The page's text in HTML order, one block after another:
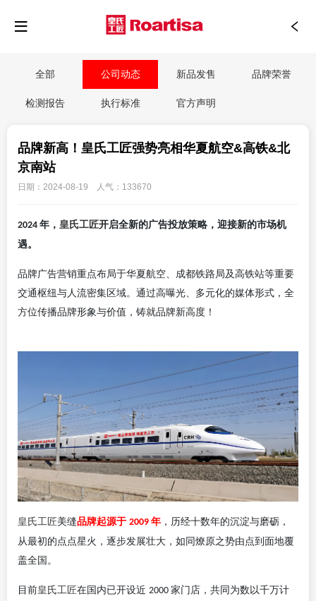
全部 公司动态 新品发售 品牌荣誉
检测报告 执行标准 官方声明
品牌新高！皇氏工匠强势亮相华夏航空&高铁&北
京南站
日期：2024-08-19 人气：133670
2024 年， 皇氏工匠开启全新的广告投放策略，迎接新的市场机
遇。
品牌广告营销重点布局于华夏航空、成都铁路局及高铁站等重要
交通枢纽与人流密集区域。通过高曝光、多元化的媒体形式，全
方位传播品牌形象与价值，铸就品牌新高度！
皇氏工匠美缝品牌起源于 2009 年 ，历经十数年的沉淀与磨砺，
从最初的点点星火，逐步发展壮大，如同燎原之势由点到面地覆
盖全国。
目前皇氏工匠在国内已开设近 2000 家门店，共同为数以千万计